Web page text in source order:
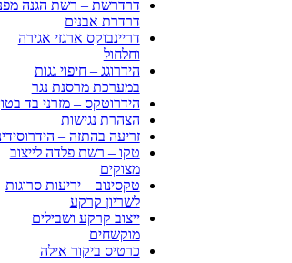
דרדרשת – רשת הגנה
דרדרת אבנים
דריינבוקס ארגזי אגירה
וחלחול
הידרוגג – חיפוי גגות
במערכת מרסנת נגר
הידרוטקס – מזרני בד
הצהרת נגישות
זריעה בהתזה –
טקו – רשת פלדה לייצוב
מצוקים
טקסינוב – יריעות סרוגות
לשריון קרקע
ייצוב קרקע ושבילים
מוקשחים
כרטיס ביקור אילה